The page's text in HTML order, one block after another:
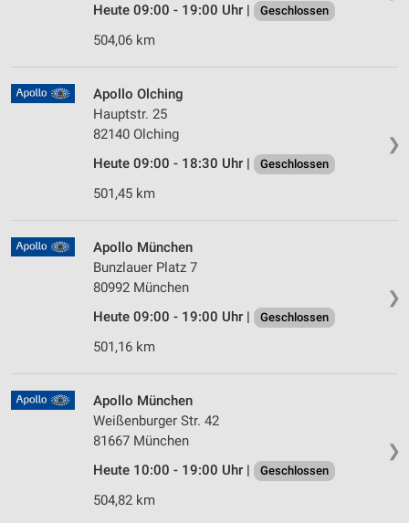
Heute 09:00 - 19:00 Uhr |
Geschlossen
504,06 km
❯
Apollo Olching
Hauptstr. 25
82140 Olching
Heute 09:00 - 18:30 Uhr |
Geschlossen
501,45 km
❯
Apollo München
Bunzlauer Platz 7
80992 München
Heute 09:00 - 19:00 Uhr |
Geschlossen
501,16 km
❯
Apollo München
Weißenburger Str. 42
81667 München
Heute 10:00 - 19:00 Uhr |
Geschlossen
504,82 km